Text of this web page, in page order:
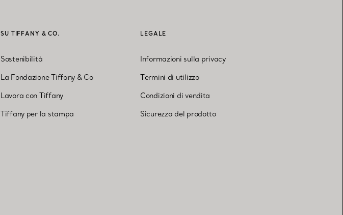
SU TIFFANY & CO.
Sostenibilità
La Fondazione Tiffany & Co
Lavora con Tiffany
Tiffany per la stampa
LEGALE
Informazioni sulla privacy
Termini di utilizzo
Condizioni di vendita
Sicurezza del prodotto